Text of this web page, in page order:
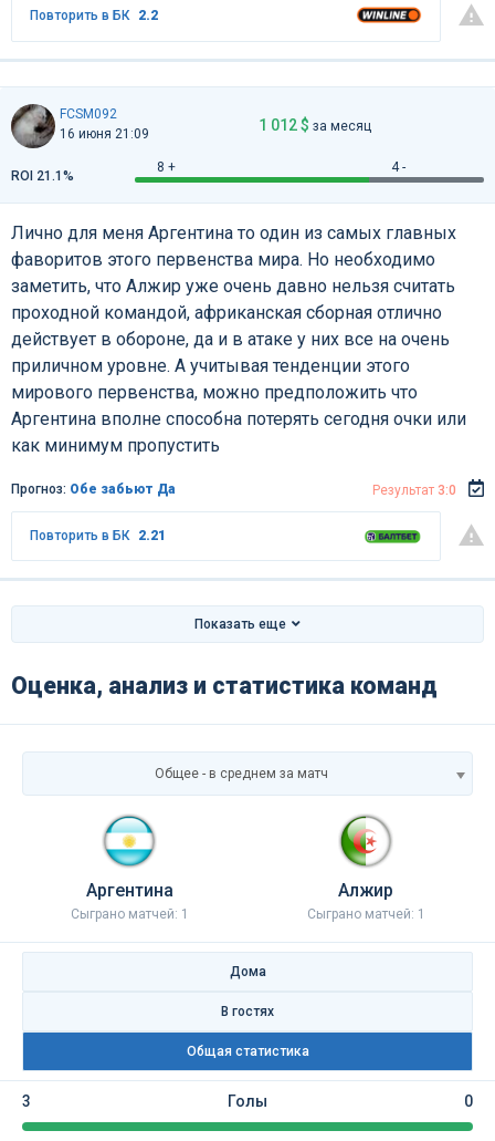
Повторить в БК 2.2
FCSM092
16 июня 21:09
1 012 $ за месяц
8 + 4 -
ROI 21.1%
Лично для меня Аргентина то один из самых главных
фаворитов этого первенства мира. Но необходимо
заметить, что Алжир уже очень давно нельзя считать
проходной командой, африканская сборная отлично
действует в обороне, да и в атаке у них все на очень
приличном уровне. А учитывая тенденции этого
мирового первенства, можно предположить что
Аргентина вполне способна потерять сегодня очки или
как минимум пропустить
Прогноз: Обе забьют Да Результат 3:0
Повторить в БК 2.21
Показать еще
Оценка, анализ и статистика команд
Аргентина
Сыграно матчей: 1
Общее - в среднем за матч
Алжир
Сыграно матчей: 1
Дома
В гостях
Общая статистика
3 Голы 0